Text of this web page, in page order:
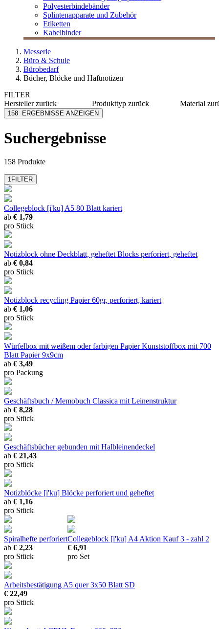
Polyesterbindebänder
Splintenapparate und Zubehör
Etiketten
Kabelbinder
Messerle
Büro & Schule
Bürobedarf
Bücher, Blöcke und Haftnotizen
FILTER
Herstellerzurück
[I`KU]
Alpina Leykam
Arlac
mehr anzeigen
Produkttyp zurück
Material
158 ERGEBNISSE ANZEIGEN
Suchergebnisse
158 Produkte
1FILTER
Collegeblock [i'ku] A5 80 Blatt kariert
ab € 1,79
pro Stück
Notizblock ohne Deckblatt, geheftet Blocks perforiert, geheftet
ab € 0,84
pro Stück
Notizblock recycling Papier 60gr, perforiert, kariert
ab € 1,06
pro Stück
Würfelbox mit weißem oder farbigen PapierKunststoffbox mit 700
Blatt Papier 9x9cm
ab € 3,49
pro Packung
Geschäftsbuch / Memobuch Classica mit Leinenstruktur
ab € 8,28
pro Stück
Geschäftsbücher gebunden mit Halbleinendeckel
ab € 21,43
pro Stück
Notizblöcke [i'ku] Blöcke perforiert und geheftet
ab € 1,16
pro Stück
Spiralhefte perforiert
ab € 2,23
pro Stück
Collegeblock [i'ku] A4 Aktion Kauf 3 - zahl 2
€ 6,91
pro Set
Arbeitsbestätigung A5 quer 3x50 Blatt SD
€ 22,49
pro Stück